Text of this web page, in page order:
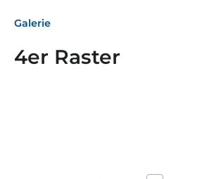
Galerie
4er Raster